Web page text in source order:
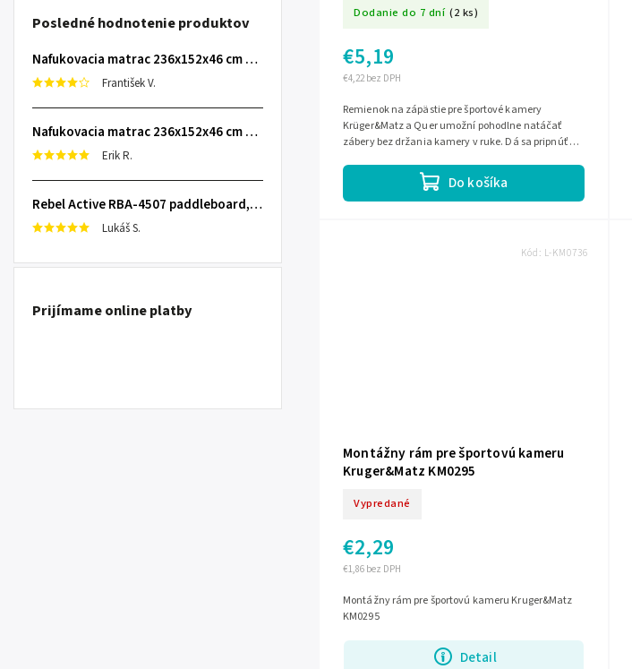
Posledné hodnotenie produktov
Nafukovacia matrac 236x152x46 cm so zabudovanou elektrickou pumpou INTEX 64448
František V.
Nafukovacia matrac 236x152x46 cm so zabudovanou elektrickou pumpou INTEX 64448
Erik R.
Rebel Active RBA-4507 paddleboard, 335 cm L-RBA-4507-OR
Lukáš S.
Prijímame online platby
Dodanie do 7 dní (2 ks)
€4,22 bez DPH
€5,19
Do košíka
Remienok na zápästie pre športové kamery
Krüger&Matz a Quer umožní pohodlne natáčať
zábery bez držania kamery v ruke. Dá sa pripnúť na
Montážny rám pre športovú kameru
Kruger&Matz KM0295
Vypredané
€1,86 bez DPH
€2,29
Detail
Montážny rám pre športovú kameru Kruger&Matz
KM0295
Kód: L-KM0736